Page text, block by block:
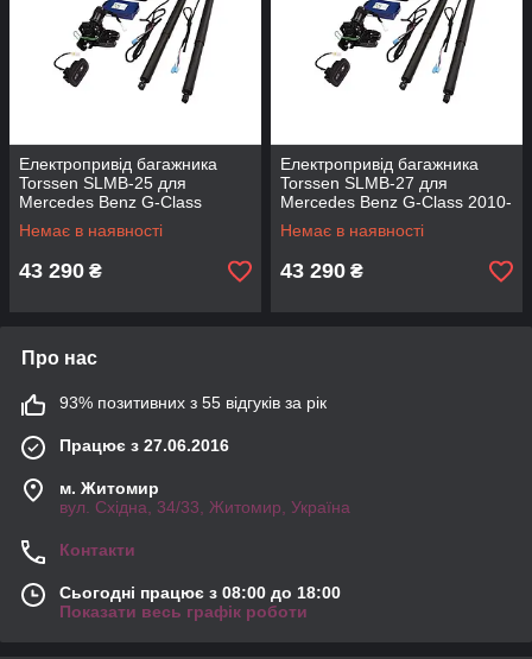
Електропривід багажника
Torssen SLMB-25 для
Mercedes Benz G-Class
2019+ W464/W465
Немає в наявності
43 290 ₴
Електропривід багажника
Torssen SLMB-27 для
Mercedes Benz G-Class 2010-
2018 W463
Немає в наявності
43 290 ₴
Про нас
93% позитивних з 55 відгуків за рік
Працює з 27.06.2016
м. Житомир
вул. Східна, 34/33, Житомир, Україна
Контакти
Сьогодні працює з 08:00 до 18:00
Показати весь графік роботи